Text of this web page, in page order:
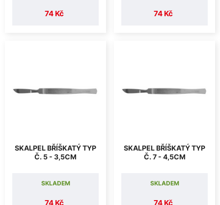
74 Kč 74 Kč
SKALPEL BŘÍŠKATÝ TYP
Č. 5 - 3,5CM
74 Kč
SKLADEM
SKALPEL BŘÍŠKATÝ TYP
Č. 7 - 4,5CM
74 Kč
SKLADEM